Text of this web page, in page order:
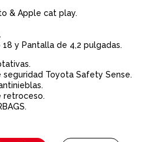
& Apple cat play.
18 y Pantalla de 4,2 pulgadas.
seguridad Toyota Safety Sense.
retroceso.